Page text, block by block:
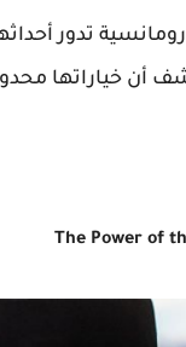
رومانسية تدور
أن خياراتها